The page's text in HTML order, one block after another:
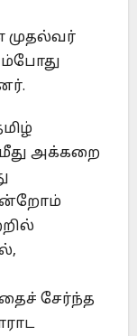
அக்கறை
சேர்ந்த